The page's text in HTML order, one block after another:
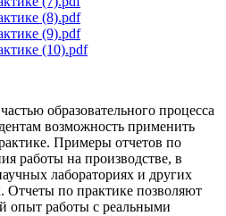
(8).pdf
(9).pdf
(10).pdf
образовательного процесса
возможность применить
Примеры отчетов по
работы на производстве, в
лабораториях и других
по практике позволяют
опыт работы с реальными